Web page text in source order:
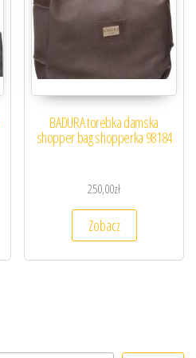
BADURA torebka damska
shopper bag shopperka 98184
250,00zł
Zobacz